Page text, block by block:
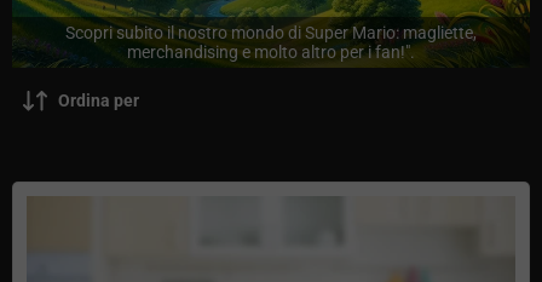
Scopri subito il nostro mondo di Super Mario: magliette,
merchandising e molto altro per i fan!".
Ordina per